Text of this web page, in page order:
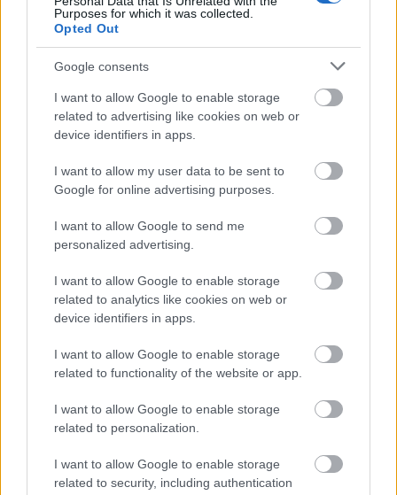
Purposes for which it was collected.
Opted Out
Google consents
I want to allow Google to enable storage
related to advertising like cookies on web or
device identifiers in apps.
I want to allow my user data to be sent to
Google for online advertising purposes.
I want to allow Google to send me
personalized advertising.
I want to allow Google to enable storage
related to analytics like cookies on web or
device identifiers in apps.
I want to allow Google to enable storage
related to functionality of the website or app.
I want to allow Google to enable storage
related to personalization.
I want to allow Google to enable storage
related to security, including authentication
Nagyon fair – az milyen?
A méltányos kereskedelemből származó
termékek nyomában
Aprólépés csapat• 2022. március 02.
Épp majszolok egy fair trade csokit, amit azzal
reklámoznak, hogy nagyon fair. Sokszor
elhatározom, hogy csak méltányos kereskedelemből
származó ...